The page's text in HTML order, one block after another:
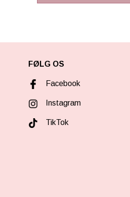
FØLG OS
Facebook
Instagram
TikTok